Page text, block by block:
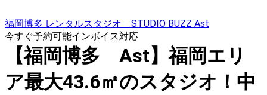
福岡博多 レンタルスタジオ STUDIO BUZZ Ast
今すぐ予約可能インボイス対応
【福岡博多 Ast】福岡エリ
ア最大43.6㎡のスタジオ！中